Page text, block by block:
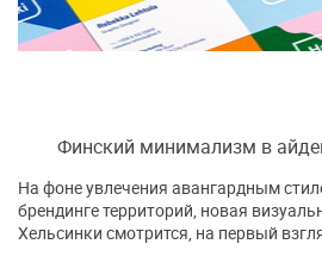
Финский минимализм в
На фоне увлечения авангардным
брендинге территорий, новая
Хельсинки смотрится, на первый